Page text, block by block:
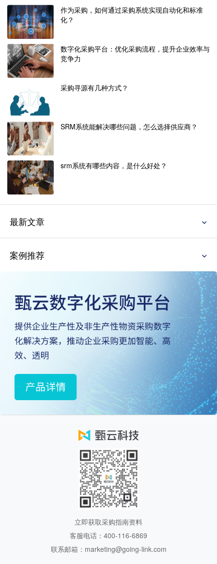
作为采购，如何通过采购系统实现自动化和标准
化？
数字化采购平台：优化采购流程，提升企业效率与
竞争力
采购寻源有几种方式？
SRM系统能解决哪些问题，怎么选择供应商？
srm系统有哪些内容，是什么好处？
最新文章
案例推荐
立即获取采购指南资料
客服电话：400-116-6869
联系邮箱：marketing@going-link.com